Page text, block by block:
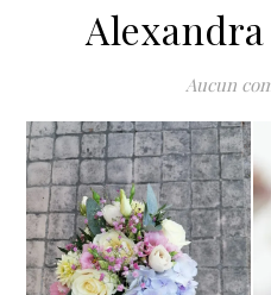
Aucun